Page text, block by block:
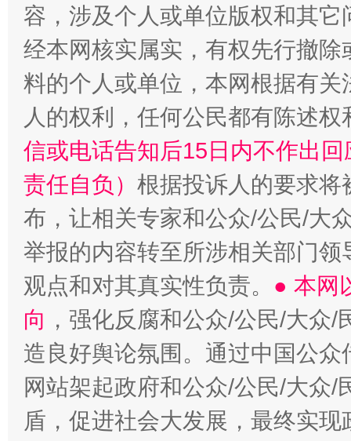
容，涉及个人或单位版权和其它
经本网核实属实，有权先行撤
料的个人或单位，本网根据有
人的权利，任何公民都有陈述
信或电话告知后15日内不作出
责任自负） 根据投诉人的要求将
布，让相关专家和公众/公民/大
举报的内容转至所涉相关部门
观点和对其真实性负责。 ● 本网
向 ，强化反腐和公众/公民/大众
造良好舆论氛围。通过中国公
网站架起政府和公众/公民/大众
盾，促进社会大发展，最终实